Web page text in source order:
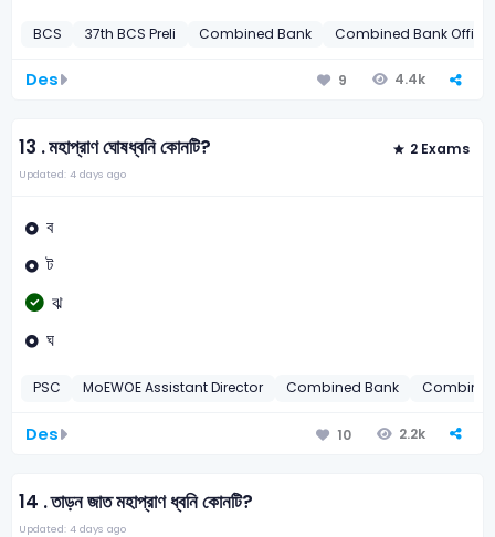
BCS 37th BCS Preli Combined Bank Combined Bank
Des 9 4.4k
13 .মহাপ্রাণ ঘোষধ্বনি কোনটি? 2 Exams
Updated: 4 days ago
ব
ট
ঝ
ঘ
PSC MoEWOE Assistant Director Combined Bank
Des 10 2.2k
14 .তাড়ন জাত মহাপ্রাণ ধ্বনি কোনটি?
Updated: 4 days ago